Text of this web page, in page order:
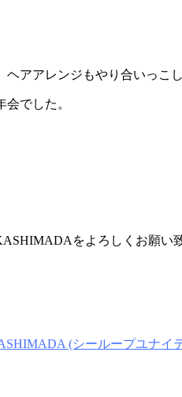
アアレンジもやり合いっこ
でした。
をよろしくお願い
(シーループユナイ